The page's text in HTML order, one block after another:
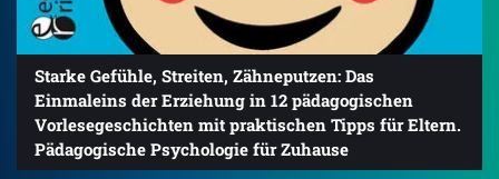
Starke Gefühle, Streiten, Zähneputzen: Das
Einmaleins der Erziehung in 12 pädagogischen
Vorlesegeschichten mit praktischen Tipps für Eltern.
Pädagogische Psychologie für Zuhause